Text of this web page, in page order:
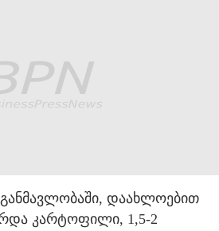
დაახლოებით
კარტოფილი, 1,5-2